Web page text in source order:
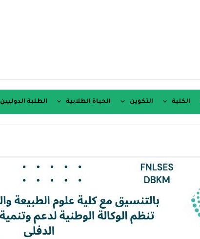
الكلية التكوين الحياة الطلابية الطلبة الدوليين